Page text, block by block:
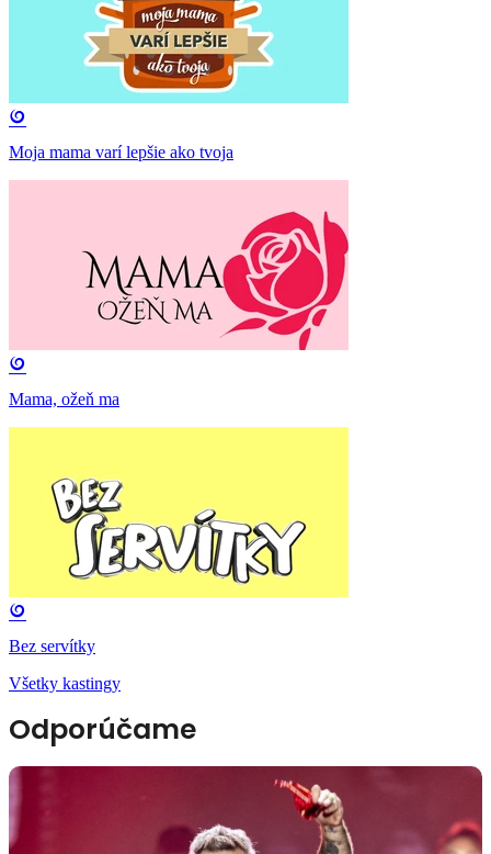
Moja mama varí lepšie ako tvoja
Mama, ožeň ma
Bez servítky
Všetky kastingy
Odporúčame